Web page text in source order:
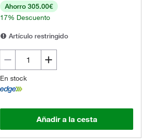
Ahorro 305.00€
17% Descuento
Artículo restringido
En stock
Añadir a la cesta